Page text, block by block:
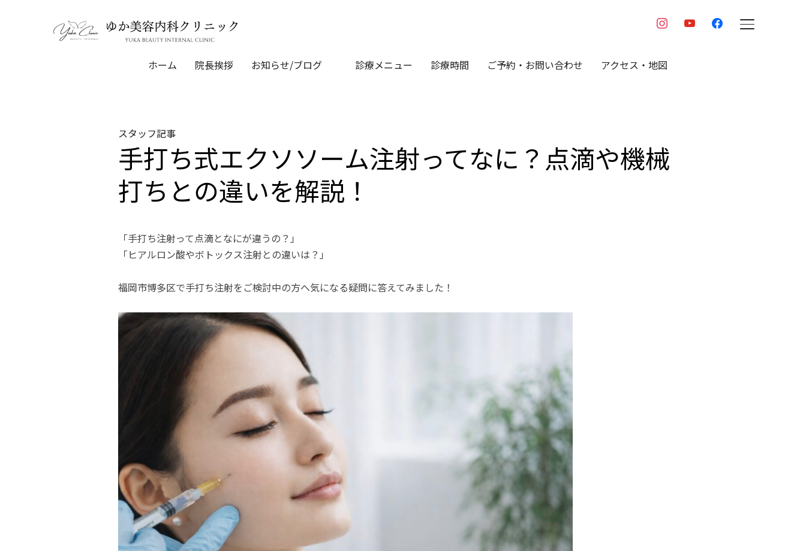
TOGGLE
instagramyoutubefacebook
ホーム 院長挨拶 お知らせ/ブログ 診療メニュー 診療時間 ご予約・お問い合わせ アクセス・地図
スタッフ記事
手打ち式エクソソーム注射ってなに？点滴や機械
打ちとの違いを解説！
「手打ち注射って点滴となにが違うの？」
「ヒアルロン酸やボトックス注射との違いは？」
福岡市博多区で手打ち注射をご検討中の方へ気になる疑問に答えてみました！